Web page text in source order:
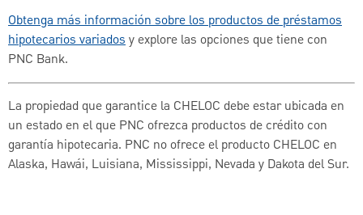
Obtenga más información sobre los productos de préstamos
hipotecarios variadosy explore las opciones que tiene con
PNC Bank.
La propiedad que garantice la CHELOC debe estar ubicada en
un estado en el que PNC ofrezca productos de crédito con
garantía hipotecaria. PNC no ofrece el producto CHELOC en
Alaska, Hawái, Luisiana, Mississippi, Nevada y Dakota del Sur.